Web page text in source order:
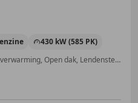
430 kW (585 PK)
Verwarming zetels achter, Voorruitverwarming, Open dak, Lendensteun, Alarm, Getinte ramen, Airbag bestuurder, Cruise control